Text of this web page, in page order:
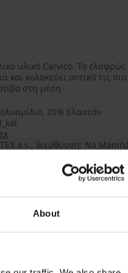
About
υλικό Carvico. Το
και κολακεύει οπτικά τις
στη μέση.
20% Ελαστάν
a.s., διεύθυνση: Na
Czechia, e-mail: